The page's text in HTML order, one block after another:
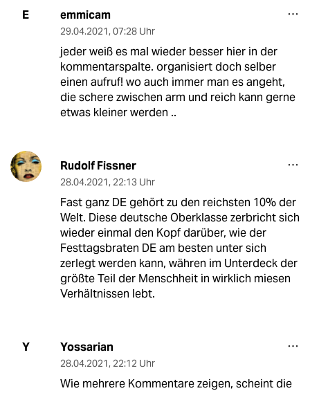
E emmicam
29.04.2021, 07:28 Uhr
jeder weiß es mal wieder besser hier in der
kommentarspalte. organisiert doch selber
einen aufruf! wo auch immer man es angeht,
die schere zwischen arm und reich kann gerne
etwas kleiner werden ..
Rudolf Fissner
28.04.2021, 22:13 Uhr
Fast ganz DE gehört zu den reichsten 10% der
Welt. Diese deutsche Oberklasse zerbricht sich
wieder einmal den Kopf darüber, wie der
Festtagsbraten DE am besten unter sich
zerlegt werden kann, währen im Unterdeck der
größte Teil der Menschheit in wirklich miesen
Verhältnissen lebt.
Y Yossarian
28.04.2021, 22:12 Uhr
Wie mehrere Kommentare zeigen, scheint die